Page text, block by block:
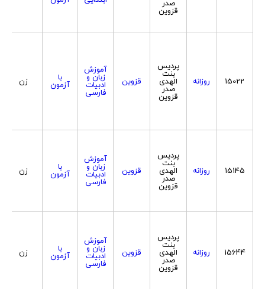
صدر
قزوین
15022 روزانه
پردیس
بنت
الهدی
صدر
قزوین
قزوین
آموزش
زبان و
ادبیات
فارسی
با
آزمون زن
15145 روزانه
پردیس
بنت
الهدی
صدر
قزوین
قزوین
آموزش
زبان و
ادبیات
فارسی
با
آزمون زن
15644 روزانه
پردیس
بنت
الهدی
صدر
قزوین
قزوین
آموزش
زبان و
ادبیات
فارسی
با
آزمون زن